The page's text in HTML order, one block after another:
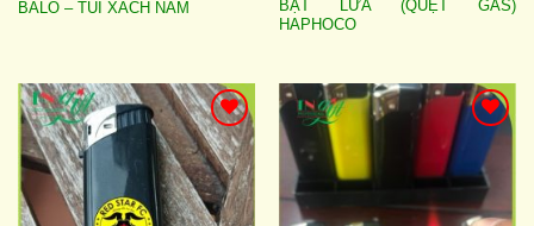
BALO – TÚI XÁCH NAM
BẬT LỬA (QUẸT GAS)
HAPHOCO
Add to
wishlist
Add to
wishlist